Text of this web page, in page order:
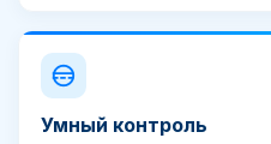
Умный контроль